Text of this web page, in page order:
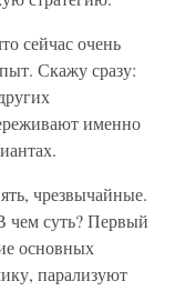
сейчас очень
Скажу сразу:
именно
чрезвычайные.
чем суть? Первый
основных
парализуют